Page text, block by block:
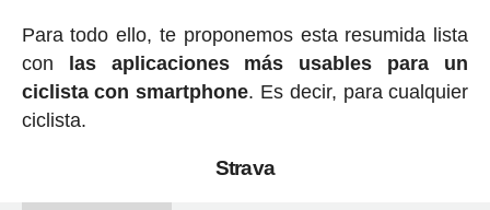
Para todo ello, te proponemos esta resumida lista
con
las aplicaciones más usables para un
ciclista con smartphone. Es decir, para cualquier
ciclista.
Strava